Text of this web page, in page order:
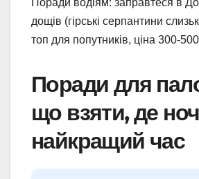
дощів (гірські серпантини
топ для попутників, ціна 300-
Поради для
що взяти, де
найкращий час